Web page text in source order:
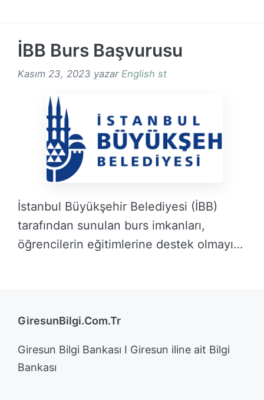
İBB Burs Başvurusu
Kasım 23, 2023 yazar English st
İstanbul Büyükşehir Belediyesi (İBB)
tarafından sunulan burs imkanları,
öğrencilerin eğitimlerine destek olmayı
GiresunBilgi.Com.Tr
Giresun Bilgi Bankası I Giresun iline ait Bilgi
Bankası